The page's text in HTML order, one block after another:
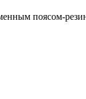
поясом-